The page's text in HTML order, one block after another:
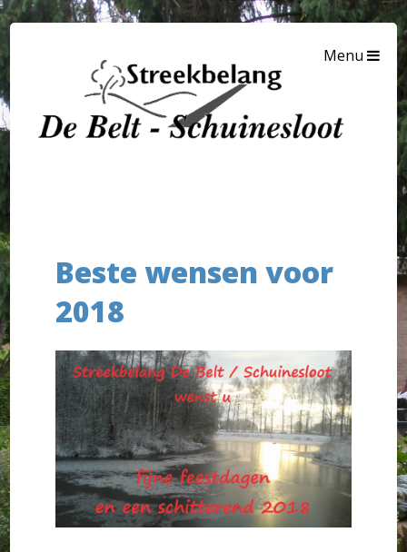
Menu
Beste wensen voor
2018